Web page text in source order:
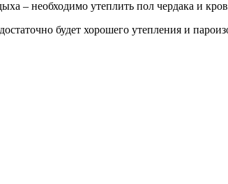
– необходимо утеплить пол чердака и
будет хорошего утепления и